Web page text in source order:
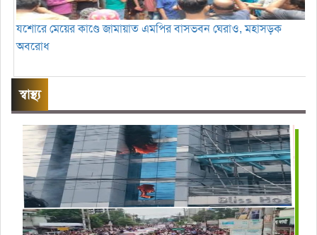
যশোরে মেয়ের কাণ্ডে জামায়াত এমপির বাসভবন ঘেরাও, মহাসড়ক
অবরোধ
স্বাস্থ্য